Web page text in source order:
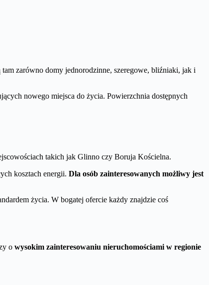
zarówno domy jednorodzinne, szeregowe, bliźniaki, jak i
nowego miejsca do życia. Powierzchnia dostępnych
takich jak Glinno czy Boruja Kościelna.
kosztach energii. Dla osób zainteresowanych możliwy jest
życia. W bogatej ofercie każdy znajdzie coś
o wysokim zainteresowaniu nieruchomościami w regionie